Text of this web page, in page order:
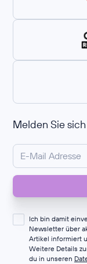
Melden Sie
Ich bin damit
Newsletter über
Artikel informiert
Weitere Details
du in unseren